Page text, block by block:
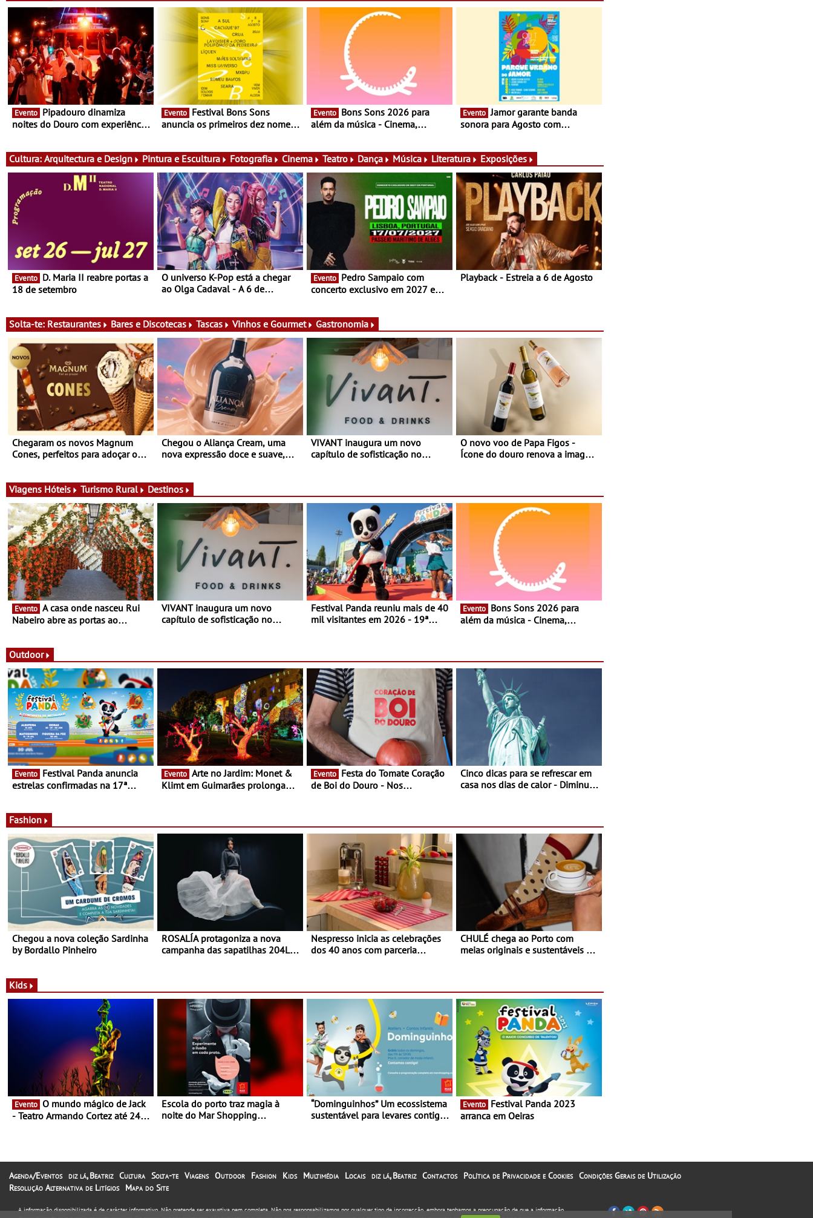
Evento
noites do Douro com experiência
Evento
anuncia os primeiros dez nomes
Evento
além da música - Cinema,
muito mais
Evento Jamor garante banda
sonora para Agosto com
domingos, a primeira sexta-feira
do mês recebe o festival em Paço
de Arcos
Cultura: Arquitectura e Design Pintura e Escultura Fotografia Cinema Teatro Dança Música Literatura Exposições
Evento
18 de setembro
O universo K-Pop está a chegar
ao Olga Cadaval - A 6 de
Evento
concerto exclusivo em 2027 em
Playback - Estreia a 6 de Agosto
Solta-te: Restaurantes Bares e Discotecas Tascas Vinhos e Gourmet Gastronomia
Chegaram os novos Magnum
Cones, perfeitos para adoçar o
Chegou o Aliança Cream, uma
nova expressão doce e suave,
VIVANT inaugura um novo
capítulo de sofisticação no
gastronomia mediterrânica,
cocktails de assinatura e música
O novo voo de Papa Figos -
Ícone do douro renova a imagem
Viagens Hóteis Turismo Rural Destinos
Evento
Nabeiro abre as portas ao
entre 8 e 16 de agosto
VIVANT inaugura um novo
capítulo de sofisticação no
gastronomia mediterrânica,
cocktails de assinatura e música
Festival Panda reuniu mais de 40
mil visitantes em 2026 - 19ª
festa em Oeiras e na Maia
Evento
além da música - Cinema,
Outdoor
Evento
estrelas confirmadas na 17ª
Evento
Klimt em Guimarães prolongada
Evento
de Boi do Douro - Nos
Cinco dicas para se refrescar em
casa nos dias de calor - Diminuir
Fashion
Chegou a nova coleção Sardinha
by Bordallo Pinheiro
ROSALÍA protagoniza a nova
campanha das sapatilhas 204L
Nespresso inicia as celebrações
dos 40 anos com parceria
Torres Novas
CHULÉ chega ao Porto com
meias originais e sustentáveis - A
Kids
Evento
- Teatro Armando Cortez até 24
Escola do porto traz magia à
noite do Mar Shopping
“Dominguinhos” Um ecossistema
sustentável para levares contigo
Evento
arranca em Oeiras
Agenda/Eventos diz lá, Beatriz Cultura Solta-te Viagens Outdoor Fashion Kids Multimédia Locais diz lá, Beatriz Contactos Política de Privacidade e Cookies Condições Gerais de Utilização
Resolução Alternativa de Litígios
Mapa do Site
A informação disponibilizada é de carácter informativo. Não pretende ser exaustiva nem completa. Não nos responsabilizamos por qualquer tipo de incorrecção, embora tenhamos a preocupação de que a informação